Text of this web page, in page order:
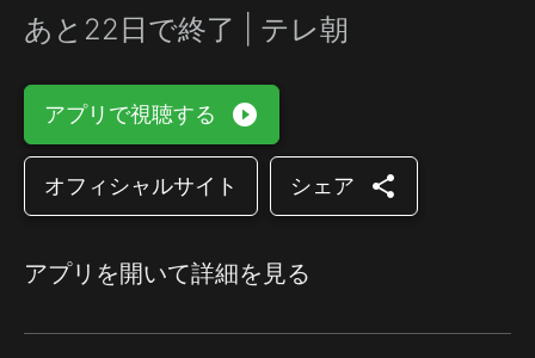
あと22日で終了 | テレ朝
アプリで視聴する play_circle_filled
オフィシャルサイト シェア share
アプリを開いて詳細を見る